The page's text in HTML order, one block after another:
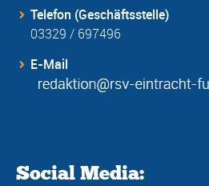
Telefon (Geschäftsstelle)
03329 / 697496
E-Mail
Social Media: